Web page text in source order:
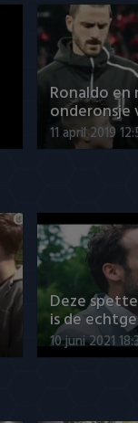
Ronaldo
onderonsje
11 april 2019
Deze
is de
10 juni 2021